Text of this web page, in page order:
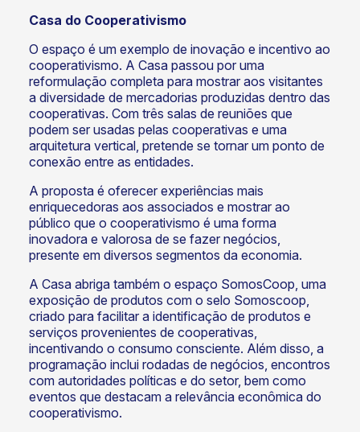
Casa do Cooperativismo
O espaço é um exemplo de inovação e incentivo ao
cooperativismo. A Casa passou por uma
reformulação completa para mostrar aos visitantes
a diversidade de mercadorias produzidas dentro das
cooperativas. Com três salas de reuniões que
podem ser usadas pelas cooperativas e uma
arquitetura vertical, pretende se tornar um ponto de
conexão entre as entidades.
A proposta é oferecer experiências mais
enriquecedoras aos associados e mostrar ao
público que o cooperativismo é uma forma
inovadora e valorosa de se fazer negócios,
presente em diversos segmentos da economia.
A Casa abriga também o espaço SomosCoop, uma
exposição de produtos com o selo Somoscoop,
criado para facilitar a identificação de produtos e
serviços provenientes de cooperativas,
incentivando o consumo consciente. Além disso, a
programação inclui rodadas de negócios, encontros
com autoridades políticas e do setor, bem como
eventos que destacam a relevância econômica do
cooperativismo.